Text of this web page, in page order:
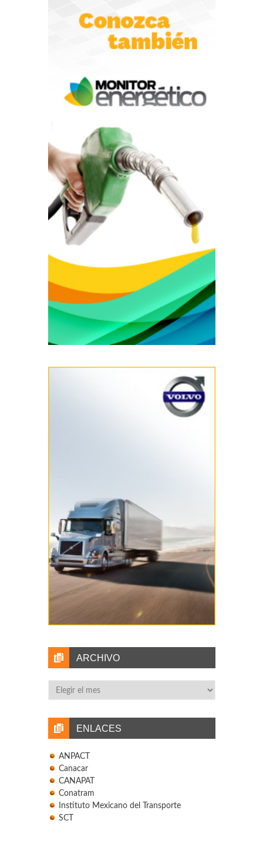
ARCHIVO
Archivo
ENLACES
ANPACT
Canacar
CANAPAT
Conatram
Instituto Mexicano del Transporte
SCT